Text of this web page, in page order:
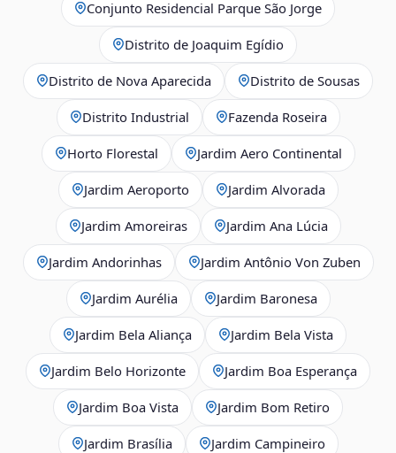
Conjunto Residencial Parque São Jorge
Distrito de Joaquim Egídio
Distrito de Nova Aparecida Distrito de Sousas
Distrito Industrial Fazenda Roseira
Horto Florestal Jardim Aero Continental
Jardim Aeroporto Jardim Alvorada
Jardim Amoreiras Jardim Ana Lúcia
Jardim Andorinhas Jardim Antônio Von Zuben
Jardim Aurélia Jardim Baronesa
Jardim Bela Aliança Jardim Bela Vista
Jardim Belo Horizonte Jardim Boa Esperança
Jardim Boa Vista Jardim Bom Retiro
Jardim Brasília Jardim Campineiro